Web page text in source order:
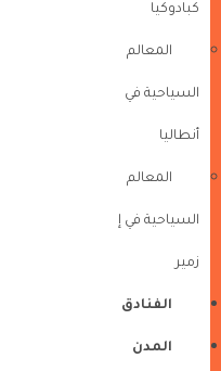
كبادوكيا
المعالم
السياحية في
أنطاليا
المعالم
السياحية في إ
زمير
الفنادق
المدن